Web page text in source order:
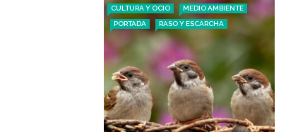
CULTURA Y OCIO
MEDIO AMBIENTE
PORTADA
RASO Y ESCARCHA